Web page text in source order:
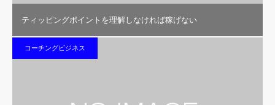
ティッピングポイントを理解しなければ稼げない
コーチングビジネス